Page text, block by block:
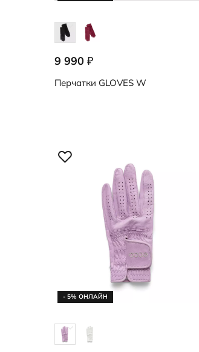
9 990 ₽
9107253/90000
Перчатки GLOVES W
- 5% ОНЛАЙН